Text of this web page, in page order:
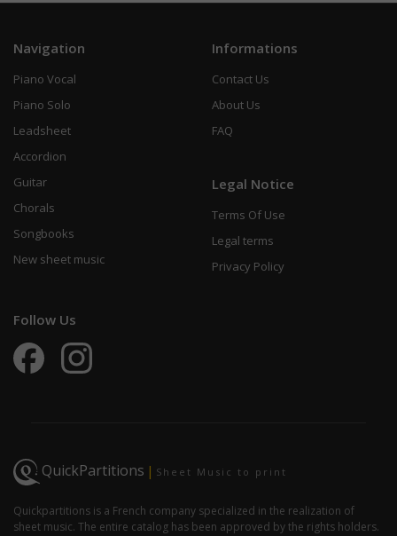
Navigation
Piano Vocal
Piano Solo
Leadsheet
Accordion
Guitar
Chorals
Songbooks
New sheet music
Informations
Contact Us
About Us
FAQ
Legal Notice
Terms Of Use
Legal terms
Privacy Policy
Follow Us
QuickPartitions | Sheet Music to print
Quickpartitions is a French company specialized in the realization of
sheet music. The entire catalog has been approved by the rights holders.